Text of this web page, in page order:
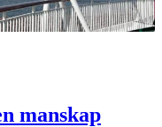
manskap